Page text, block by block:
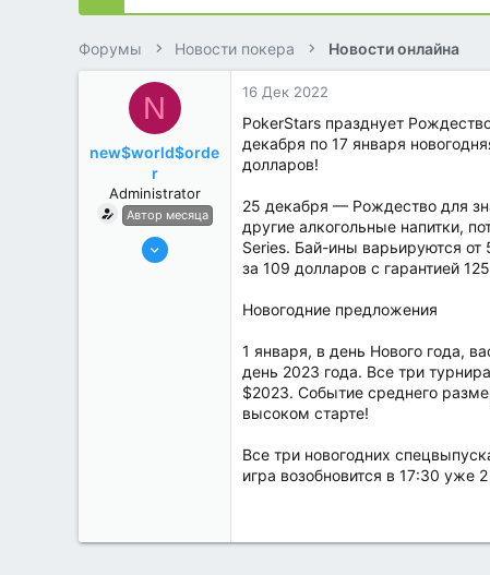
а
Форумы Новости покера Новости онлайна
N
new$world$orde
r
Administrator
Автор месяца
27 Май 2022
16 Дек 2022
PokerStars празднует
декабря по 17 января
долларов!
25 декабря — Рождество для
другие алкогольные напитки,
Series. Бай-ины варьируются
за 109 долларов с гарантией
Новогодние предложения
1 января, в день Нового года,
день 2023 года. Все три
$2023. Событие среднего
высоком старте!
Все три новогодних
игра возобновится в 17:30 уже